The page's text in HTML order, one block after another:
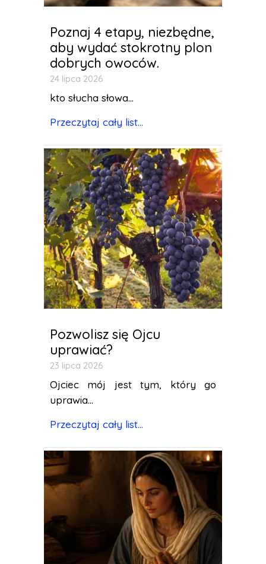
Poznaj 4 etapy, niezbędne,
aby wydać stokrotny plon
dobrych owoców.
24 lipca 2026
kto słucha słowa...
Przeczytaj cały list...
Pozwolisz się Ojcu
uprawiać?
23 lipca 2026
Ojciec mój jest tym, który go
uprawia...
Przeczytaj cały list...